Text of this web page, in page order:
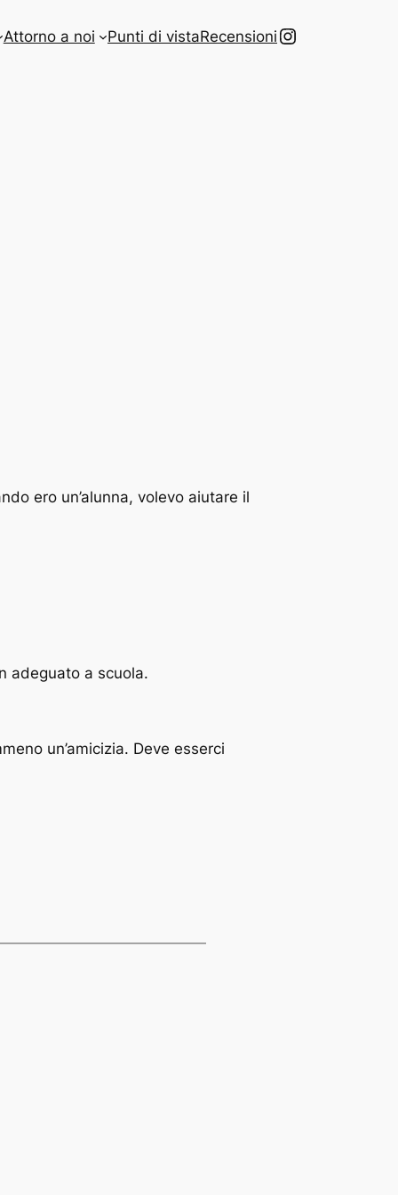
Attorno a noi Punti di vistaRecensioni Instagram
ero un’alunna, volevo aiutare il
adeguato a scuola.
un’amicizia. Deve esserci